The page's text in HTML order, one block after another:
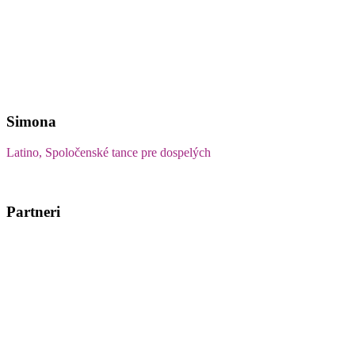
Simona
Latino, Spoločenské tance pre dospelých
Partneri